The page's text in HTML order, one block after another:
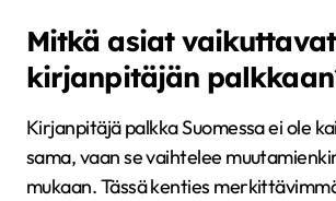
Mitkä asiat vaikuttavat
kirjanpitäjän
Kirjanpitäjä palkka Suomessa ei ole
sama, vaan se vaihtelee
mukaan. Tässä kenties